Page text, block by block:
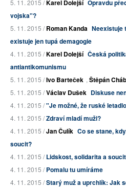
5. 11. 2015 /Karel Dolejší Opravdu
vojska"?
5. 11. 2015 /Roman Kanda Neexistuje
existuje jen tupá demagogie
4. 11. 2015 /Karel Dolejší Česká
antiantikomunismu
5. 11. 2015 /Ivo Barteček , Štěpán Cháb
5. 11. 2015 /Václav Dušek Diskuse
4. 11. 2015 /"Je možné, že ruské
4. 11. 2015 /Zdraví mladí muži?
4. 11. 2015 /Jan Čulík Co se stane,
soucit?
4. 11. 2015 /Lidskost, solidarita a soucit
4. 11. 2015 /Pomalu tu umíráme
4. 11. 2015 /Starý muž a uprchlík: Jak